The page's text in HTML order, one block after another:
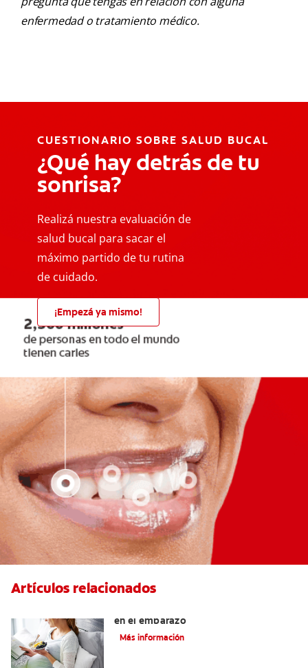
enfermedad o tratamiento médico.
CUESTIONARIO SOBRE SALUD BUCAL
¿Qué hay detrás de tu
sonrisa?
Realizá nuestra evaluación de
salud bucal para sacar el
máximo partido de tu rutina
de cuidado.
¡Empezá ya mismo!
Artículos relacionados
en el embarazo
Más información